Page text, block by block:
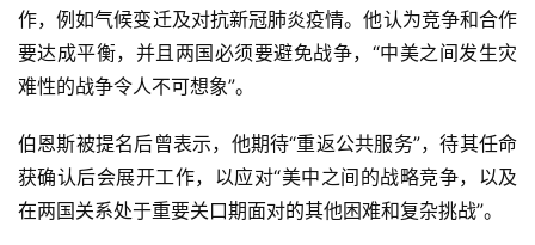
作，例如气候变迁及对抗新冠肺炎疫情。他认为竞争和合作
要达成平衡，并且两国必须要避免战争，“中美之间发生灾
难性的战争令人不可想象”。
伯恩斯被提名后曾表示，他期待“重返公共服务”，待其任命
获确认后会展开工作，以应对“美中之间的战略竞争，以及
在两国关系处于重要关口期面对的其他困难和复杂挑战”。